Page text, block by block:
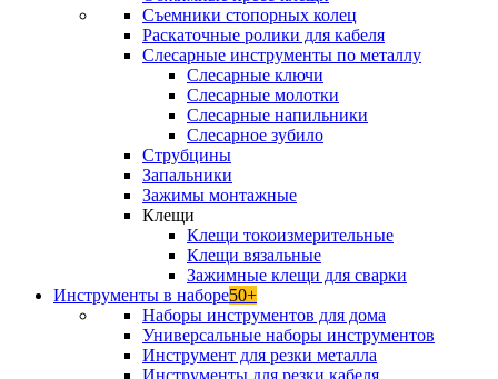
Съемники стопорных колец
Раскаточные ролики для кабеля
Слесарные инструменты по металлу
Слесарные ключи
Слесарные молотки
Слесарные напильники
Слесарное зубило
Струбцины
Запальники
Зажимы монтажные
Клещи
Клещи токоизмерительные
Клещи вязальные
Зажимные клещи для сварки
Инструменты в наборе50+
Наборы инструментов для дома
Универсальные наборы инструментов
Инструмент для резки металла
Инструменты для резки кабеля